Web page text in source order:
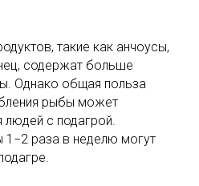
такие как анчоусы,
содержат больше
Однако общая польза
рыбы может
людей с подагрой.
раза в неделю могут